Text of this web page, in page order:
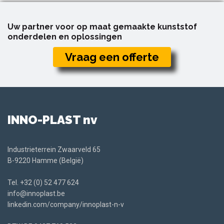
Uw partner voor op maat gemaakte kunststof
onderdelen en oplossingen
Vraag een offerte
INNO-PLAST nv
Industrieterrein Zwaarveld 65
B-9220 Hamme (België)
Tel. +32 (0) 52 477 624
info@innoplast.be
linkedin.com/company/innoplast-n-v